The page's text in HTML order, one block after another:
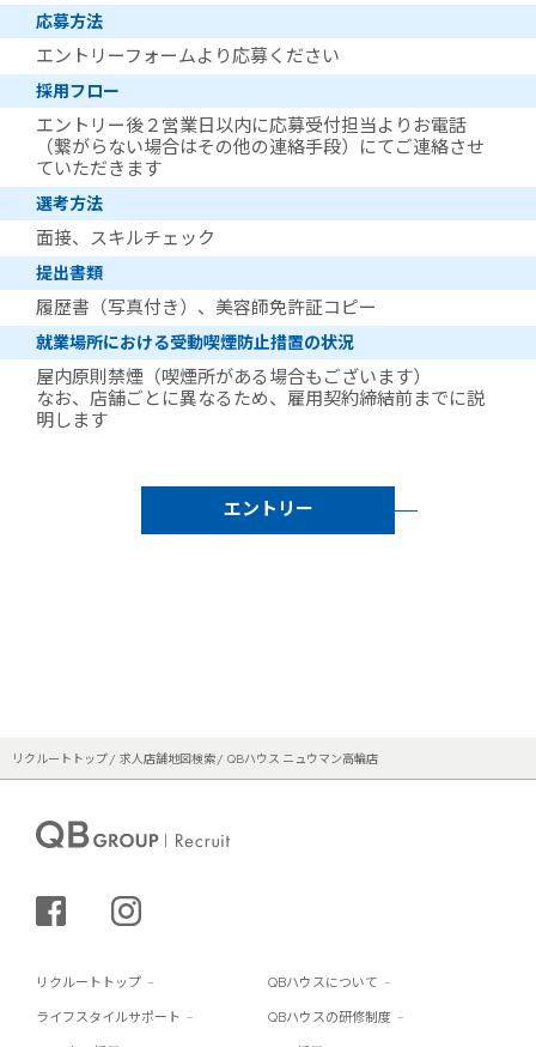
応募方法
エントリーフォームより応募ください
採用フロー
エントリー後２営業日以内に応募受付担当よりお電話
（繋がらない場合はその他の連絡手段）にてご連絡させ
ていただきます
選考方法
面接、スキルチェック
提出書類
履歴書（写真付き）、美容師免許証コピー
就業場所における受動喫煙防止措置の状況
屋内原則禁煙（喫煙所がある場合もございます）
なお、店舗ごとに異なるため、雇用契約締結前までに説
明します
エントリー
リクルートトップ 求人店舗地図検索 QBハウス ニュウマン高輪店
シェアする
リクルートトップ QBハウスについて
ライフスタイルサポート QBハウスの研修制度